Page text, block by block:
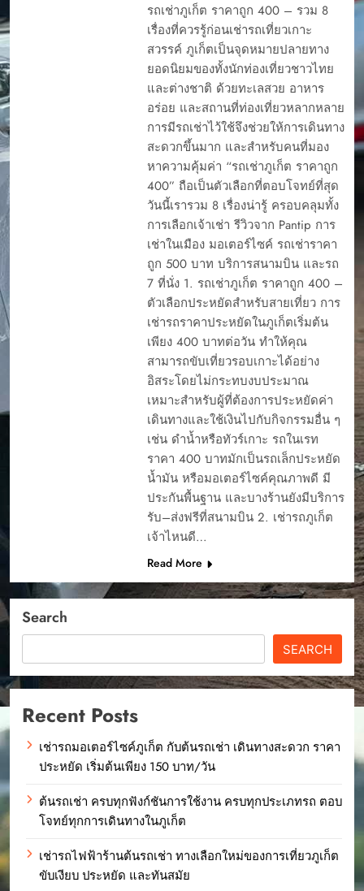
รถเช่าภูเก็ต ราคาถูก 400 – รวม 8
เรื่องที่ควรรู้ก่อนเช่ารถเที่ยวเกาะ
สวรรค์ ภูเก็ตเป็นจุดหมายปลายทาง
ยอดนิยมของทั้งนักท่องเที่ยวชาวไทย
และต่างชาติ ด้วยทะเลสวย อาหาร
อร่อย และสถานที่ท่องเที่ยวหลากหลาย
การมีรถเช่าไว้ใช้จึงช่วยให้การเดินทาง
สะดวกขึ้นมาก และสำหรับคนที่มอง
หาความคุ้มค่า “รถเช่าภูเก็ต ราคาถูก
400” ถือเป็นตัวเลือกที่ตอบโจทย์ที่สุด
วันนี้เรารวม 8 เรื่องน่ารู้ ครอบคลุมทั้ง
การเลือกเจ้าเช่า รีวิวจาก Pantip การ
เช่าในเมือง มอเตอร์ไซค์ รถเช่าราคา
ถูก 500 บาท บริการสนามบิน และรถ
7 ที่นั่ง 1. รถเช่าภูเก็ต ราคาถูก 400 –
ตัวเลือกประหยัดสำหรับสายเที่ยว การ
เช่ารถราคาประหยัดในภูเก็ตเริ่มต้น
เพียง 400 บาทต่อวัน ทำให้คุณ
สามารถขับเที่ยวรอบเกาะได้อย่าง
อิสระโดยไม่กระทบงบประมาณ
เหมาะสำหรับผู้ที่ต้องการประหยัดค่า
เดินทางและใช้เงินไปกับกิจกรรมอื่น ๆ
เช่น ดำน้ำหรือทัวร์เกาะ รถในเรท
ราคา 400 บาทมักเป็นรถเล็กประหยัด
น้ำมัน หรือมอเตอร์ไซค์คุณภาพดี มี
ประกันพื้นฐาน และบางร้านยังมีบริการ
รับ–ส่งฟรีที่สนามบิน 2. เช่ารถภูเก็ต
เจ้าไหนดี…
Read More
Search
SEARCH
Recent Posts
เช่ารถมอเตอร์ไซค์ภูเก็ต กับต้นรถเช่า เดินทางสะดวก ราคา
ประหยัด เริ่มต้นเพียง 150 บาท/วัน
ต้นรถเช่า ครบทุกฟังก์ชันการใช้งาน ครบทุกประเภทรถ ตอบ
โจทย์ทุกการเดินทางในภูเก็ต
เช่ารถไฟฟ้าร้านต้นรถเช่า ทางเลือกใหม่ของการเที่ยวภูเก็ต
ขับเงียบ ประหยัด และทันสมัย